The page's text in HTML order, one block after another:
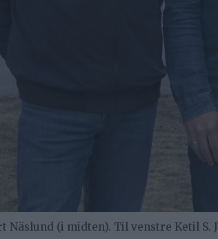
Näslund (i midten). Til venstre Ketil